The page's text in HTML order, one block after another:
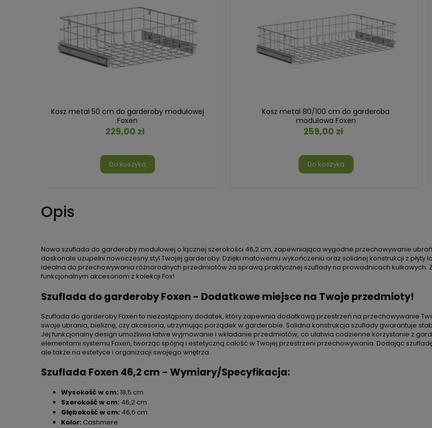
Kosz metal 80/100 cm do garderoba
modułowa Foxen
259,00 zł
Do koszyka
Półki 50 cm garderoba modułowa FOXEN
Cashmere
209,00 zł
Do koszyka
Opis
Nowa szuflada do garderoby modułowej o łącznej szerokości 46,2 cm, zapewniająca wygodne przechowywanie
doskonale uzupełni nowoczesny styl Twojej garderoby. Dzięki matowemu wykończeniu oraz solidnej konstrukcji z płyty
Idealna do przechowywania różnorodnych przedmiotów za sprawą praktycznej szuflady na prowadnicach kulkowych.
funkcjonalnym akcesoriom z kolekcji Fox!
Szuflada do garderoby Foxen - Dodatkowe miejsce na Twoje przedmioty!
Szuflada do garderoby Foxen to niezastąpiony dodatek, który zapewnia dodatkową przestrzeń na przechowywanie
swoje ubrania, bieliznę, czy akcesoria, utrzymując porządek w garderobie. Solidna konstrukcja szuflady gwarantuje
Jej funkcjonalny design umożliwia łatwe wyjmowanie i wkładanie przedmiotów, co ułatwia codzienne korzystanie z
elementami systemu Foxen, tworząc spójną i estetyczną całość w Twojej przestrzeni przechowywania. Dodając
ale także na estetyce i organizacji swojego wnętrza.
Szuflada Foxen 46,2 cm - Wymiary/Specyfikacja:
Wysokość w cm: 18,5 cm
Szerokość w cm: 46,2 cm
Głębokość w cm: 46,6 cm
Kolor: Cashmere